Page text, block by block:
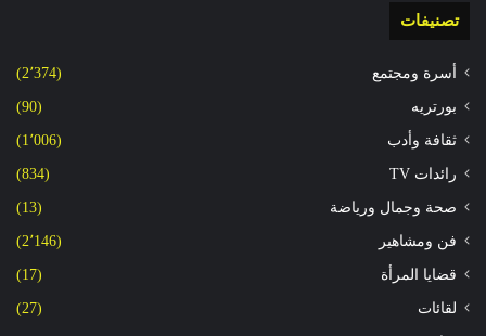
تصنيفات
أسرة ومجتمع (2٬374)
بورتريه (90)
ثقافة وأدب (1٬006)
رائدات TV (834)
صحة وجمال ورياضة (13)
فن ومشاهير (2٬146)
قضايا المرأة (17)
لقائات (27)